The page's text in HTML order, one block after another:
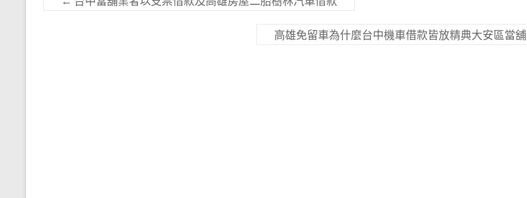
高雄免留車為什麼台中機車借款皆放精典大安區當舖